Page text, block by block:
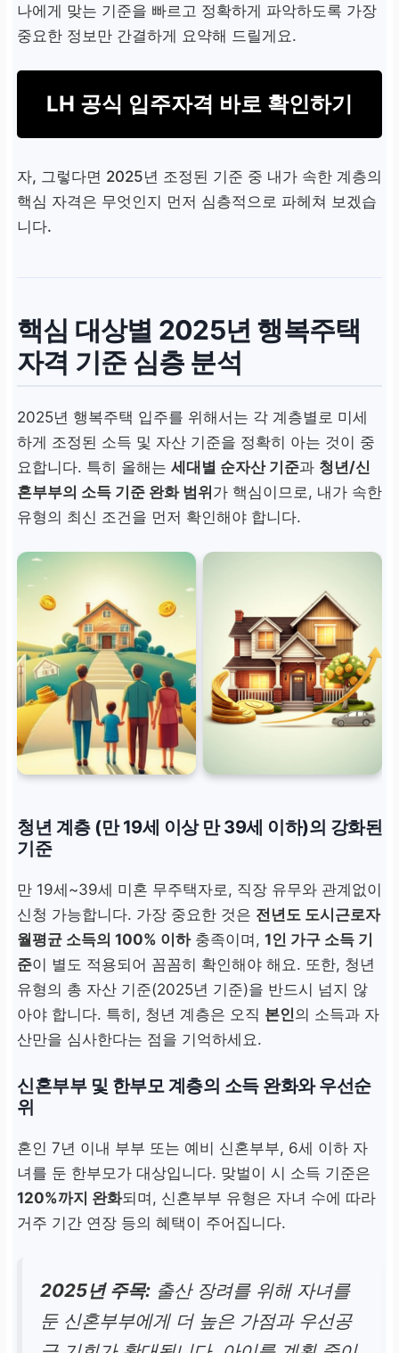
나에게 맞는 기준을 빠르고 정확하게 파악하도록 가장
중요한 정보만 간결하게 요약해 드릴게요.
LH 공식 입주자격 바로 확인하기
자, 그렇다면 2025년 조정된 기준 중 내가 속한 계층의
핵심 자격은 무엇인지 먼저 심층적으로 파헤쳐 보겠습
니다.
핵심 대상별 2025년 행복주택
자격 기준 심층 분석
2025년 행복주택 입주를 위해서는 각 계층별로 미세
하게 조정된 소득 및 자산 기준을 정확히 아는 것이 중
요합니다. 특히 올해는 세대별 순자산 기준과 청년/신
혼부부의 소득 기준 완화 범위가 핵심이므로, 내가 속한
유형의 최신 조건을 먼저 확인해야 합니다.
청년 계층 (만 19세 이상 만 39세 이하)의 강화된
기준
만 19세~39세 미혼 무주택자로, 직장 유무와 관계없이
신청 가능합니다. 가장 중요한 것은 전년도 도시근로자
월평균 소득의 100% 이하충족이며, 1인 가구 소득 기
준이 별도 적용되어 꼼꼼히 확인해야 해요. 또한, 청년
유형의 총 자산 기준(2025년 기준)을 반드시 넘지 않
아야 합니다. 특히, 청년 계층은 오직 본인의 소득과 자
산만을 심사한다는 점을 기억하세요.
신혼부부 및 한부모 계층의 소득 완화와 우선순
위
혼인 7년 이내 부부 또는 예비 신혼부부, 6세 이하 자
녀를 둔 한부모가 대상입니다. 맞벌이 시 소득 기준은
120%까지 완화되며, 신혼부부 유형은 자녀 수에 따라
거주 기간 연장 등의 혜택이 주어집니다.
2025년 주목: 출산 장려를 위해 자녀를
둔 신혼부부에게 더 높은 가점과 우선공